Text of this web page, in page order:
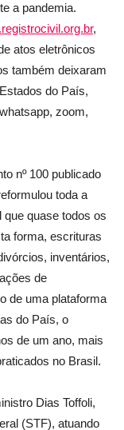
a pandemia.
,
atos eletrônicos
também deixaram
do País,
zoom,
nº 100 publicado
toda a
quase todos os
forma, escrituras
inventários,
de
de uma plataforma
do País, o
de um ano, mais
no Brasil.
Dias Toffoli,
(STF), atuando